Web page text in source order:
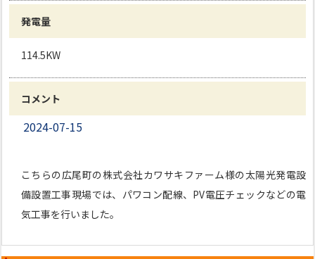
発電量
114.5KW
コメント
2024-07-15
こちらの広尾町の株式会社カワサキファーム様の太陽光発電設
備設置工事現場では、パワコン配線、PV電圧チェックなどの電
気工事を行いました。